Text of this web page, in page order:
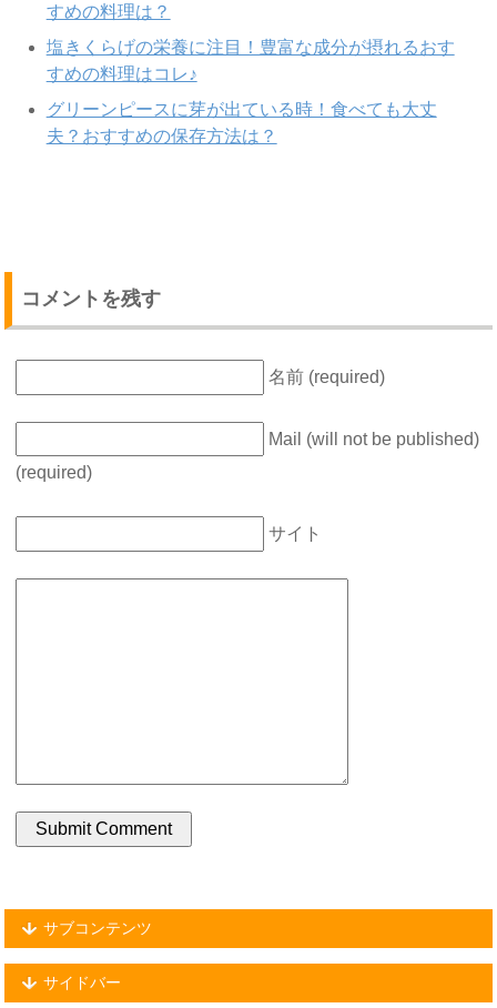
すめの料理は？
塩きくらげの栄養に注目！豊富な成分が摂れるおす
すめの料理はコレ♪
グリーンピースに芽が出ている時！食べても大丈
夫？おすすめの保存方法は？
コメントを残す
名前 (required)
Mail (will not be published)
(required)
サイト
サブコンテンツ
サイドバー